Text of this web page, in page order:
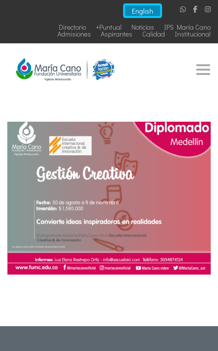
English
IPS María Cano
Noticias
+Puntual
Directorio
Institucional
Calidad
Aspirantes
Admisiones